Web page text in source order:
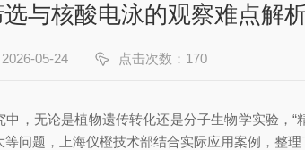
与核酸电泳的观察难点解
05-24 点击次数：170
中，无论是植物遗传转化还是分子生物学实验，
问题，上海仪橙技术部结合实际应用案例，整理